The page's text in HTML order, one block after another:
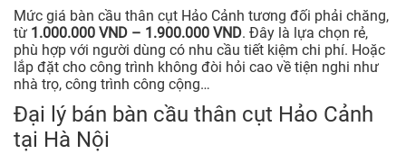
Mức giá bàn cầu thân cụt Hảo Cảnh tương đối phải chăng,
từ 1.000.000 VND – 1.900.000 VND. Đây là lựa chọn rẻ,
phù hợp với người dùng có nhu cầu tiết kiệm chi phí. Hoặc
lắp đặt cho công trình không đòi hỏi cao về tiện nghi như
nhà trọ, công trình công cộng…
Đại lý bán bàn cầu thân cụt Hảo Cảnh
tại Hà Nội